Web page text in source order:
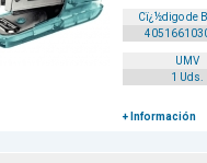
Cï¿½digo de
UMV
1 Uds.
+ Información